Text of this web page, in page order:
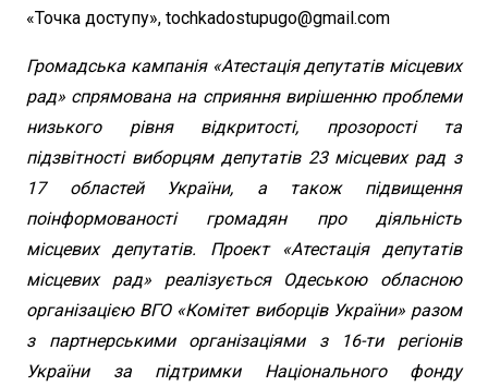
«Точка доступу», tochkadostupugo@gmail.com
Громадська кампанія «Атестація депутатів місцевих
рад» спрямована на сприяння вирішенню проблеми
низького рівня відкритості, прозорості та
підзвітності виборцям депутатів 23 місцевих рад з
17 областей України, а також підвищення
поінформованості громадян про діяльність
місцевих депутатів. Проект «Атестація депутатів
місцевих рад» реалізується Одеською обласною
організацією ВГО «Комітет виборців України» разом
з партнерськими організаціями з 16-ти регіонів
України за підтримки Національного фонду